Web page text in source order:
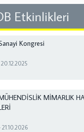
Etkinlikleri
Kongresi
20.12.2025
MİMARLIK
21.10.2026